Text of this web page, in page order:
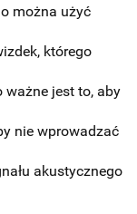
można użyć
którego
ważne jest to, aby
nie wprowadzać
akustycznego